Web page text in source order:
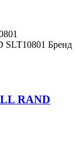
SLT10801 Бренд
RAND